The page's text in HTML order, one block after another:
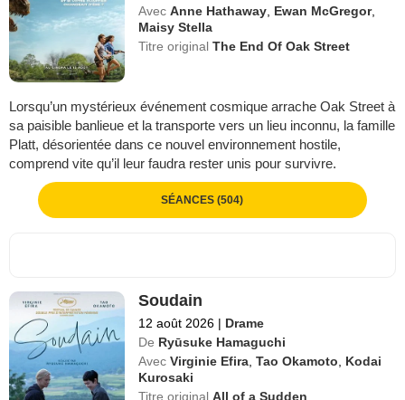
Avec Anne Hathaway Ewan McGregor,
Maisy Stella
Titre originalThe End Of Oak Street
Lorsqu’un mystérieux événement cosmique arrache Oak Street à
sa paisible banlieue et la transporte vers un lieu inconnu, la famille
Platt, désorientée dans ce nouvel environnement hostile,
comprend vite qu’il leur faudra rester unis pour survivre.
SÉANCES (504)
Soudain
12 août 2026 | Drame
De Ryūsuke Hamaguchi
Avec Virginie Efira ,Tao Okamoto
Kodai
Kurosaki
Titre originalAll of a Sudden